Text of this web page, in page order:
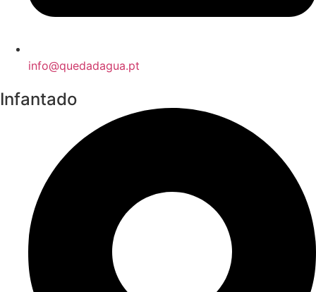
info@quedadagua.pt
Infantado